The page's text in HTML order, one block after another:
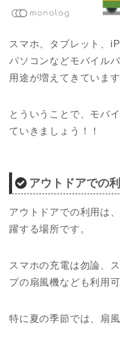
スマホ、タブレット、
パソコンなどモバイル
用途が増えてきています
とういうことで、モバ
ていきましょう！！
アウトドアでの
アウトドアでの利用は
躍する場所です。
スマホの充電は勿論、
プの扇風機なども利用可
特に夏の季節では、扇